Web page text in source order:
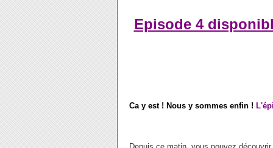
Episode 4
Ca y est ! Nous y sommes enfin !